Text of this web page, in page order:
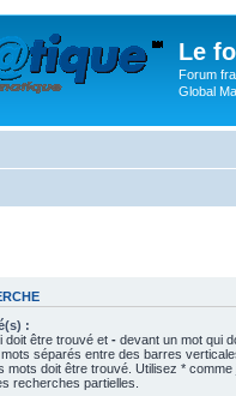
Le
Forum
Global
:
doit être trouvé et - devant un mot qui
séparés entre des barres
mots doit être trouvé. Utilisez * comme
recherches partielles.